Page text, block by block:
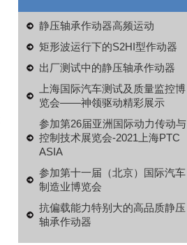
静压轴承作动器高频运动
矩形波运行下的S2HI型作动器
出厂测试中的静压轴承作动器
上海国际汽车测试及质量监控博
览会——神领驱动精彩展示
参加第26届亚洲国际动力传动与
控制技术展览会-2021上海PTC
ASIA
参加第十一届（北京）国际汽车
制造业博览会
抗偏载能力特别大的高品质静压
轴承作动器